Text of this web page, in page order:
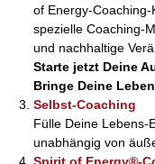
of Energy-
spezielle Coaching-
und nachhaltige
Starte jetzt Deine
Bringe Deine
Selbst-Coaching
Fülle Deine Lebens-
unabhängig von